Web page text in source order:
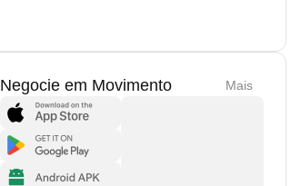
Negocie em Movimento Mais